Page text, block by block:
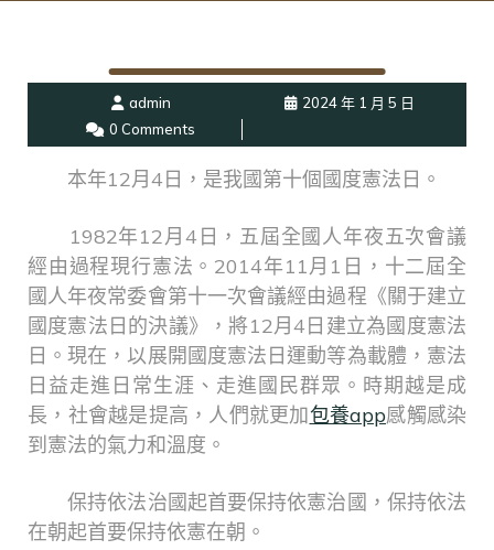
admin
2024 年 1 月 5 日
0 Comments
本年12月4日，是我國第十個國度憲法日。
1982年12月4日，五屆全國人年夜五次會議
經由過程現行憲法。2014年11月1日，十二屆全
國人年夜常委會第十一次會議經由過程《關于建立
國度憲法日的決議》，將12月4日建立為國度憲法
日。現在，以展開國度憲法日運動等為載體，憲法
日益走進日常生涯、走進國民群眾。時期越是成
長，社會越是提高，人們就更加包養app感觸感染
到憲法的氣力和溫度。
保持依法治國起首要保持依憲治國，保持依法
在朝起首要保持依憲在朝。